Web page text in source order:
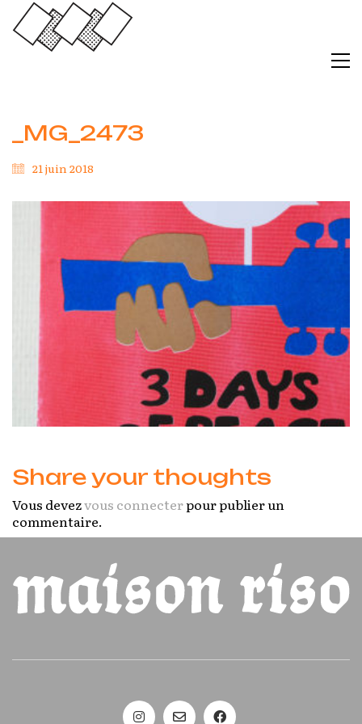
_MG_2473
21 juin 2018
Share your thoughts
Vous devezvous connecterpour publier un
commentaire.